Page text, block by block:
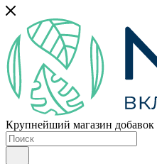
Крупнейший магазин добавок